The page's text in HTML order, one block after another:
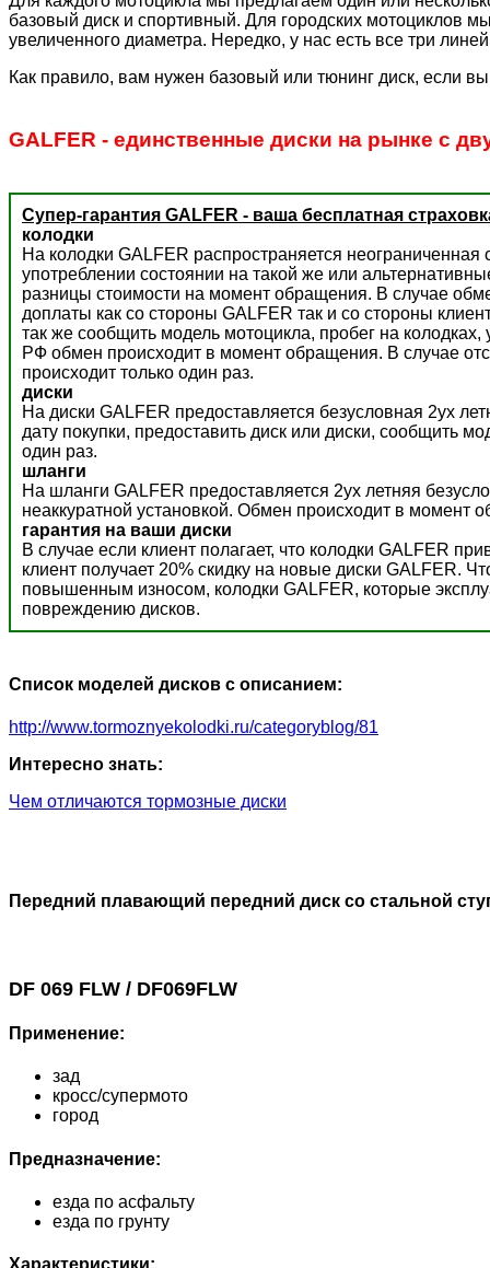
базовый диск и спортивный. Для городских мотоциклов
увеличенного диаметра. Нередко, у нас есть все три
Как правило, вам нужен базовый или тюнинг диск, если
GALFER - единственные диски на рынке с
Супер-гарантия GALFER - ваша бесплатная
колодки
На колодки GALFER распространяется
употреблении состоянии на такой же или
разницы стоимости на момент обращения. В случае
доплаты как со стороны GALFER так и со стороны
так же сообщить модель мотоцикла, пробег на
РФ обмен происходит в момент обращения. В случае
происходит только один раз.
диски
На диски GALFER предоставляется безусловная 2ух
дату покупки, предоставить диск или диски, сообщить
один раз.
шланги
На шланги GALFER предоставляется 2ух летняя
неаккуратной установкой. Обмен происходит в момент
гарантия на ваши диски
В случае если клиент полагает, что колодки GALFER
клиент получает 20% скидку на новые диски GALFER.
повышенным износом, колодки GALFER, которые
повреждению дисков.
Список моделей дисков с описанием:
http://www.tormoznyekolodki.ru/categoryblog/81
Интересно знать:
Чем отличаются тормозные диски
Передний плавающий передний диск со стальной
DF 069 FLW / DF069FLW
Применение:
зад
кросс/супермото
город
Предназначение:
езда по асфальту
езда по грунту